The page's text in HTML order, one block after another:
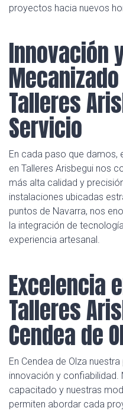
proyectos hacia nuevos
Innovación
Talleres
Servicio
En cada paso que damos,
en Talleres Arisbegui nos
más alta calidad y
instalaciones ubicadas
puntos de Navarra, nos
la integración de
experiencia artesanal.
Excelencia
Talleres
Cendea de
En Cendea de Olza
innovación y
capacitado y nuestras
permiten abordar cada